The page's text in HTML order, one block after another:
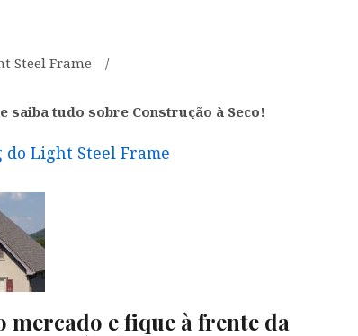
Steel Frame
saiba tudo sobre Construção à Seco!
do Light Steel Frame
mercado e fique à frente da